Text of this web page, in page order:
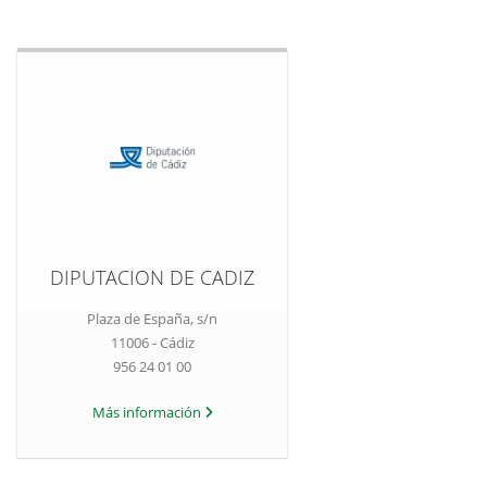
DIPUTACION DE CADIZ
Plaza de España, s/n
11006 - Cádiz
956 24 01 00
Más información